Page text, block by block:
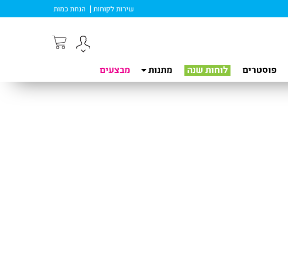
שירות לקוחות הנחת כמות
פוסטרים לוחות שנה מתנות מבצעים